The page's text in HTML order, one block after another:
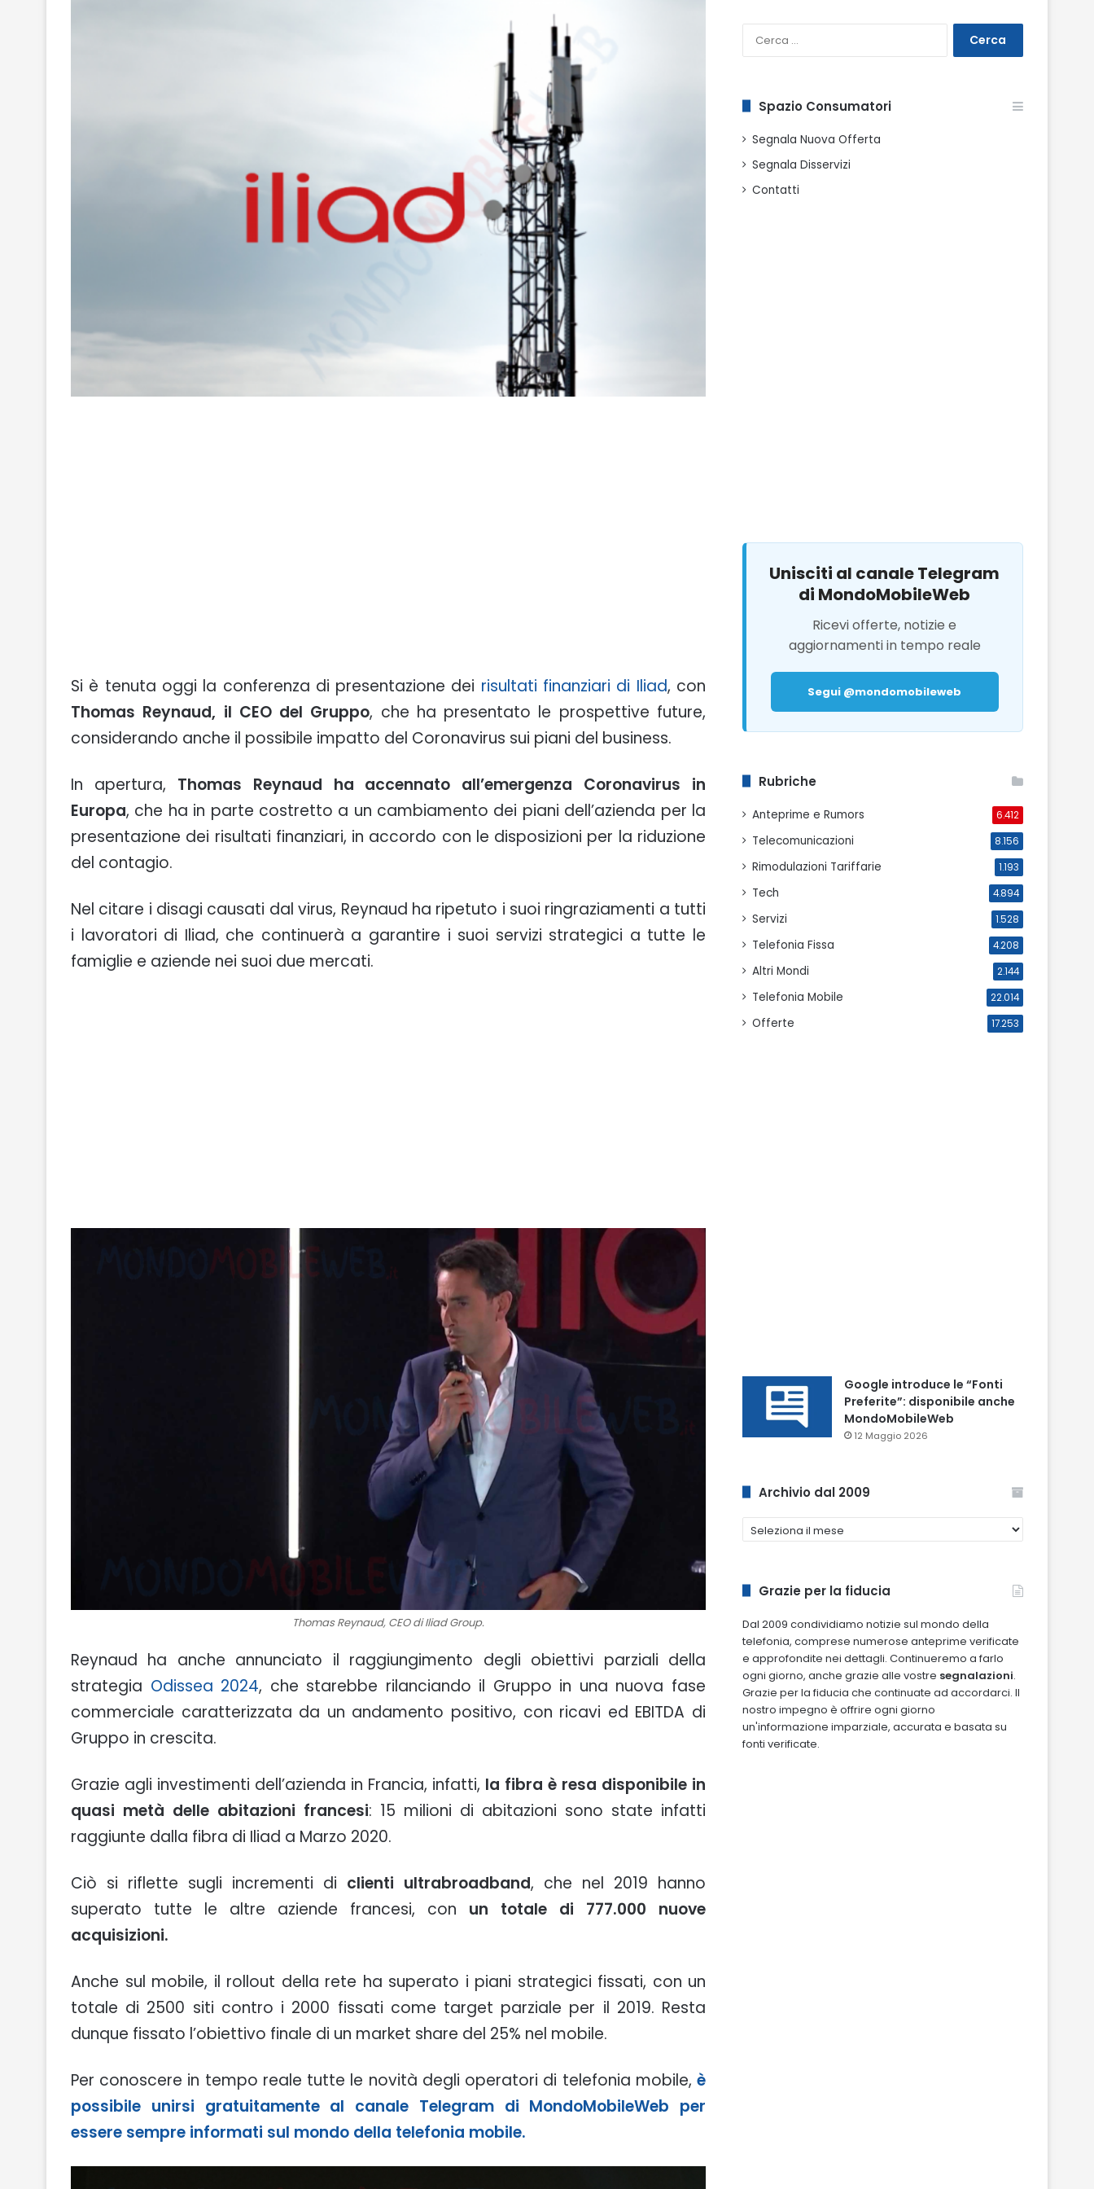
Si è tenuta oggi la conferenza di presentazione dei risultati finanziari di Iliad, con
Thomas Reynaud, il CEO del Gruppo, che ha presentato le prospettive future,
considerando anche il possibile impatto del Coronavirus sui piani del business.
In apertura, Thomas Reynaud ha accennato all’emergenza Coronavirus in
Europa, che ha in parte costretto a un cambiamento dei piani dell’azienda per la
presentazione dei risultati finanziari, in accordo con le disposizioni per la riduzione
del contagio.
Nel citare i disagi causati dal virus, Reynaud ha ripetuto i suoi ringraziamenti a tutti
i lavoratori di Iliad, che continuerà a garantire i suoi servizi strategici a tutte le
famiglie e aziende nei suoi due mercati.
Thomas Reynaud, CEO di Iliad Group.
Reynaud ha anche annunciato il raggiungimento degli obiettivi parziali della
strategia Odissea 2024, che starebbe rilanciando il Gruppo in una nuova fase
commerciale caratterizzata da un andamento positivo, con ricavi ed EBITDA di
Gruppo in crescita.
Grazie agli investimenti dell’azienda in Francia, infatti, la fibra è resa disponibile in
quasi metà delle abitazioni francesi: 15 milioni di abitazioni sono state infatti
raggiunte dalla fibra di Iliad a Marzo 2020.
Ciò si riflette sugli incrementi di clienti ultrabroadband, che nel 2019 hanno
superato tutte le altre aziende francesi, con un totale di 777.000 nuove
acquisizioni.
Anche sul mobile, il rollout della rete ha superato i piani strategici fissati, con un
totale di 2500 siti contro i 2000 fissati come target parziale per il 2019. Resta
dunque fissato l’obiettivo finale di un market share del 25% nel mobile.
Per conoscere in tempo reale tutte le novità degli operatori di telefonia mobile, è
possibile unirsi gratuitamente al canale Telegram di MondoMobileWeb per
essere sempre informati sul mondo della telefonia mobile.
Spazio Consumatori
Segnala Nuova Offerta
Segnala Disservizi
Contatti
Unisciti al canale Telegram
di MondoMobileWeb
Ricevi offerte, notizie e
aggiornamenti in tempo reale
Segui @mondomobileweb
Rubriche
Anteprime e Rumors 6.412
Telecomunicazioni 8.156
Rimodulazioni Tariffarie 1.193
Tech 4.894
Servizi 1.528
Telefonia Fissa 4.208
Altri Mondi 2.144
Telefonia Mobile 22.014
Offerte 17.253
Google introduce le “Fonti
Preferite”: disponibile anche
MondoMobileWeb
12 Maggio 2026
Archivio dal 2009
Archivio
dal
Grazie per la fiducia
Dal 2009 condividiamo notizie sul mondo della
telefonia, comprese numerose anteprime verificate
e approfondite nei dettagli. Continueremo a farlo
ogni giorno, anche grazie alle vostre segnalazioni.
Grazie per la fiducia che continuate ad accordarci. Il
nostro impegno è offrire ogni giorno
un'informazione imparziale, accurata e basata su
fonti verificate.